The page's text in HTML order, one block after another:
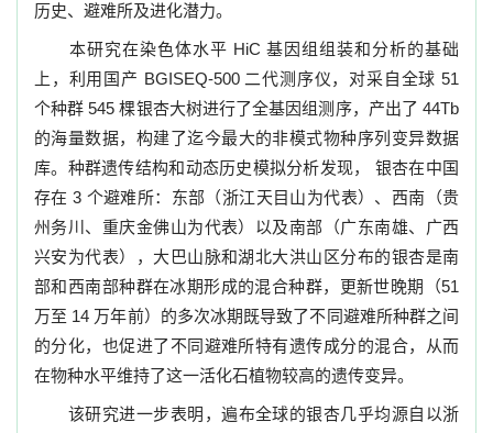
历史、避难所及进化潜力。
本研究在染色体水平 HiC 基因组组装和分析的基础
上，利用国产 BGISEQ-500 二代测 序仪，对采自全球 51
个种群 545棵银杏大树进行了全基因组测序，产出了 44Tb
的海量数据，构建了迄今最大的非模式物种序列变异数据
库。种群遗传结构和动态历史模拟分析发现，
银杏在中国
存在 3 个避难所： 东部（浙江天目山为代表）、西南（贵
州务川、重庆金佛山为代表）以及南部（广东南雄、广西
兴安为代表），大巴山脉和湖北大洪山区分布的银杏是南
部和西南部种群在冰期形成的混合种群，更新世晚期（51
万至 14 万年前） 的多次冰期既导致了不同避难所种群之间
的分化，也促进了不同避难所特有遗传成分的混合，从而
在物种水平维持了这一活化石植物较高的遗传变异。
该研究进一步表明，遍布全球的银杏几乎均源自以浙